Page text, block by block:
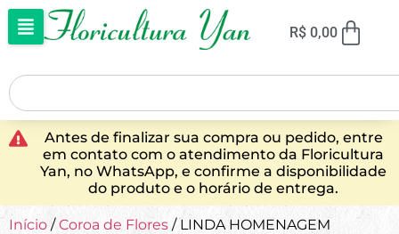
R$ 0,00
Antes de finalizar sua compra ou pedido, entre
em contato com o atendimento da Floricultura
Yan, no WhatsApp, e confirme a disponibilidade
do produto e o horário de entrega.
Início /Coroa de Flores / LINDA HOMENAGEM